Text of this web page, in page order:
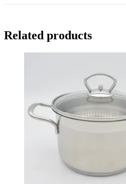
Related products